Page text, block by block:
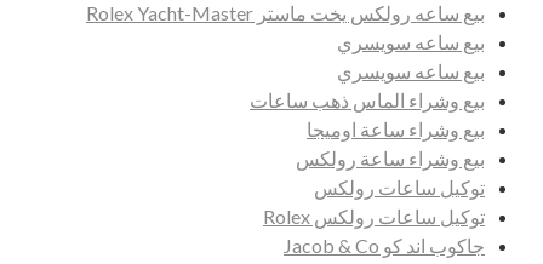
بيع ساعه رولكس يخت ماستر Rolex Yacht-Master
بيع ساعه سويسري
بيع ساعه سويسري
بيع وشراء الماس ذهب ساعات
بيع وشراء ساعة اوميجا
بيع وشراء ساعة رولكس
توكيل ساعات رولكس
توكيل ساعات رولكس Rolex
جاكوب اند كو Jacob & Co